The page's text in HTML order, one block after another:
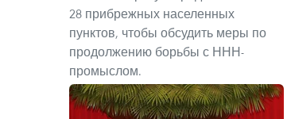
28 прибрежных населенных
пунктов, чтобы обсудить меры по
продолжению борьбы с ННН-
промыслом.